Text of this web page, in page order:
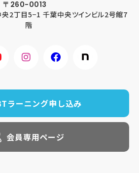
〒260-0013
2丁目5−1 千葉中央ツインビル2号館7
階
ラーニング申し込み
会員専用ページ